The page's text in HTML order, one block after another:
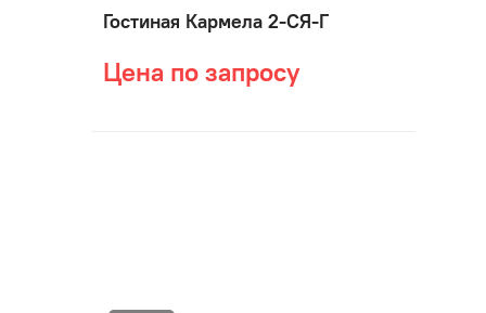
Гостиная Кармела 2-СЯ-Г
Цена по запросу